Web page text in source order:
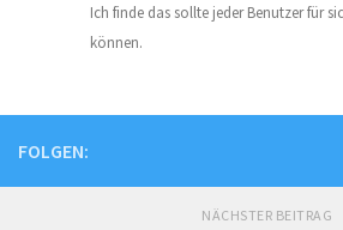
Ich finde das sollte jeder Benutzer für
können.
FOLGEN:
NÄCHSTER BEITRAG